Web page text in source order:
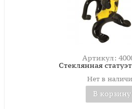
Артикул:
Стеклянная
Нет в
В корзину